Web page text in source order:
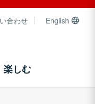
合わせ English
楽しむ